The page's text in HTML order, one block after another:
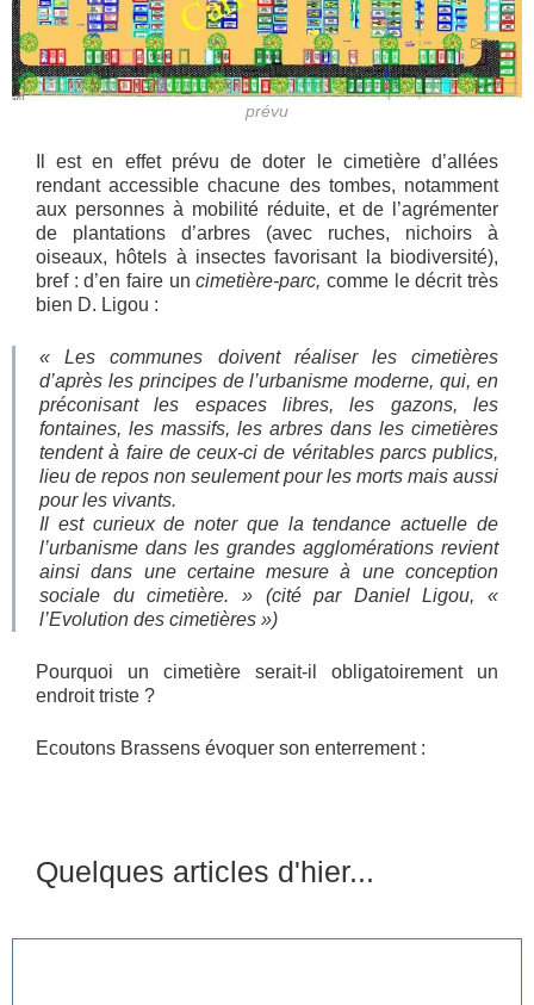
prévu
Il est en effet prévu de doter le cimetière d’allées
rendant accessible chacune des tombes, notamment
aux personnes à mobilité réduite, et de l’agrémenter
de plantations d’arbres (avec ruches, nichoirs à
oiseaux, hôtels à insectes favorisant la biodiversité),
bref : d’en faire uncimetière-parc,comme le décrit très
bien D. Ligou :
« Les communes doivent réaliser les cimetières
d’après les principes de l’urbanisme moderne, qui, en
préconisant les espaces libres, les gazons, les
fontaines, les massifs, les arbres dans les cimetières
tendent à faire de ceux-ci de véritables parcs publics,
lieu de repos non seulement pour les morts mais aussi
pour les vivants.
Il est curieux de noter que la tendance actuelle de
l’urbanisme dans les grandes agglomérations revient
ainsi dans une certaine mesure à une conception
sociale du cimetière. » (cité par Daniel Ligou, «
l’Evolution des cimetières »)
Pourquoi un cimetière serait-il obligatoirement un
endroit triste ?
Ecoutons Brassens évoquer son enterrement :
Quelques articles d'hier...